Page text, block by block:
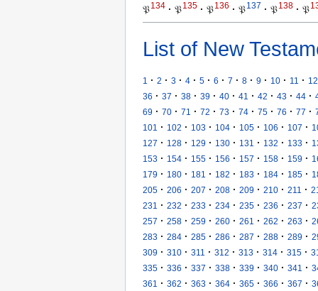
𝔓134 · 𝔓135 · 𝔓136 · 𝔓137 · 𝔓138 · 𝔓
List of New
1 · 2 · 3 · 4 · 5 · 6 · 7 · 8 · 9 · 10 · 11 · 12
36 · 37 · 38 · 39 · 40 · 41 · 42 · 43 · 44 ·
69 · 70 · 71 · 72 · 73 · 74 · 75 · 76 · 77 ·
101
· 102 · 103 · 104 · 105 · 106 · 107 ·
127 · 128 · 129 · 130 · 131 · 132 · 133 ·
153 · 154 · 155 · 156 · 157 · 158 · 159 ·
179 · 180 · 181 · 182 · 183 · 184 · 185 ·
205 · 206 · 207 · 208 · 209 · 210 · 211 ·
231
· 232 · 233 · 234 · 235 · 236 · 237 ·
257 · 258 · 259 · 260 · 261 · 262 · 263 ·
283 · 284 · 285 · 286 · 287 · 288 · 289 ·
309 · 310 · 311 · 312 · 313 · 314 · 315 ·
335 · 336 · 337 · 338 · 339 · 340 · 341 ·
361
· 362 · 363 · 364 · 365 · 366 · 367 ·